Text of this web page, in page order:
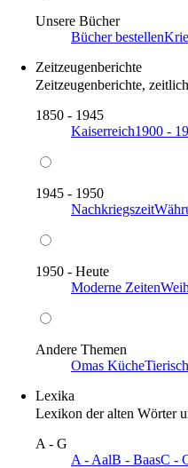
Unsere Bücher
Bücher bestellen
Zeitzeugenberichte
Zeitzeugenberichte,
1850 - 1945
Kaiserreich1900 -
1945 - 1950
Nachkriegszeit
1950 - Heute
Moderne Zeiten
Andere Themen
Omas Küche
Lexika
Lexikon der alten Wörter
A - G
A - AalB - BaasC -